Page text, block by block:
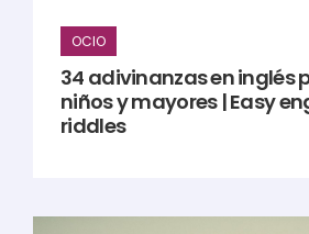
OCIO
34 adivinanzas en inglés
niños y mayores | Easy
riddles